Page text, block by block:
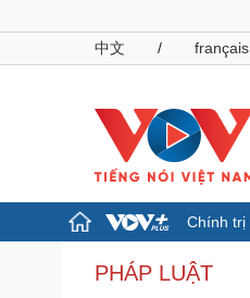
中文
/ français
Chính trị
Chính trị
PHÁP LUẬT